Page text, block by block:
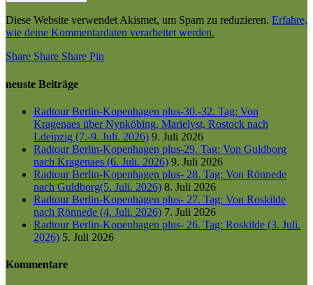
Diese Website verwendet Akismet, um Spam zu reduzieren. Erfahre,
wie deine Kommentardaten verarbeitet werden.
Share
Share Share Share Pin
neuste Beiträge
Radtour Berlin-Kopenhagen plus-30.-32. Tag: Von
Kragenaes über Nynköbing, Marielyst, Rostock nach
Ldeipzig (7.-9. Juli. 2026) 9. Juli 2026
Radtour Berlin-Kopenhagen plus-29. Tag: Von Guldborg
nach Kragenaes (6. Juli. 2026) 9. Juli 2026
Radtour Berlin-Kopenhagen plus- 28. Tag: Von Rönnede
nach Guldborg(5. Juli. 2026) 8. Juli 2026
Radtour Berlin-Kopenhagen plus- 27. Tag: Von Roskilde
nach Rönnede (4. Juli. 2026) 7. Juli 2026
Radtour Berlin-Kopenhagen plus- 26. Tag: Roskilde (3. Juli.
2026) 5. Juli 2026
Kommentare